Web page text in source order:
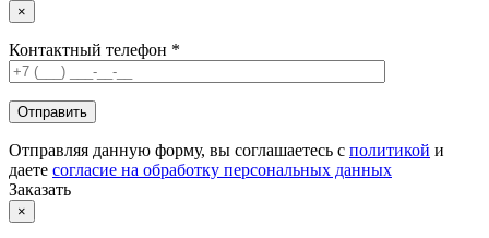
×
Контактный телефон *
Отправляя данную форму, вы соглашаетесь с политикой и
даете согласие на обработку персональных данных
Заказать
×